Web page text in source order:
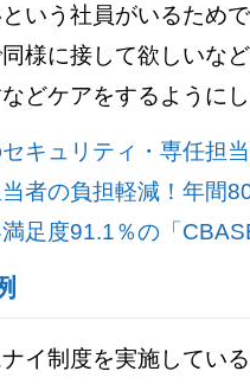
いう社員がいるためで
様に接して欲しいな
どケアをするようにし
キュリティ・専任担
者の負担軽減！年間
足度91.1％の「
ナイ制度を実施してい